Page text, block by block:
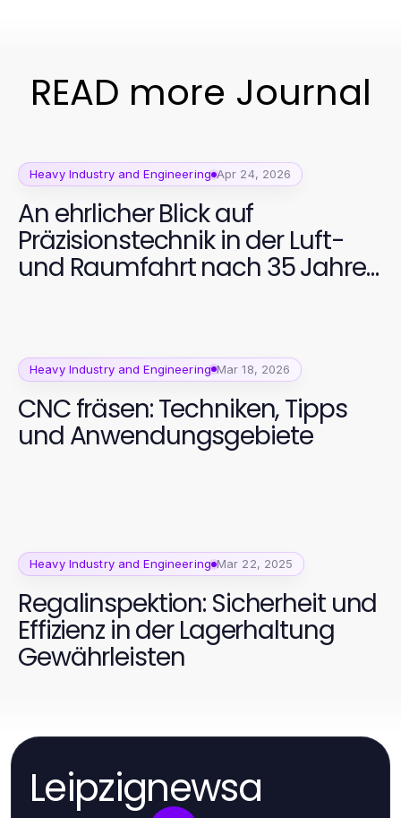
READ more Journal
Heavy Industry and Engineering Apr 24, 2026
An ehrlicher Blick auf
Präzisionstechnik in der Luft-
und Raumfahrt nach 35 Jahren
Heavy Industry and Engineering Mar 18, 2026
CNC fräsen: Techniken, Tipps
und Anwendungsgebiete
Heavy Industry and Engineering Mar 22, 2025
Regalinspektion: Sicherheit und
Effizienz in der Lagerhaltung
Gewährleisten
Leipzignewsa